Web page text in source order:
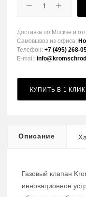
Доставка по Москве и
Самовывоз из офиса:
Телефон: +7 (495) 268-
E-mail:
КУПИТЬ В 1 КЛИК
Описание
Газовый клапан
инновационное